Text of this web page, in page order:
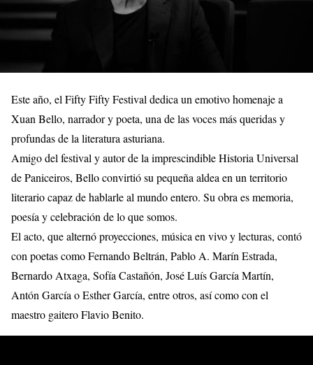
Este año, el Fifty Fifty Festival dedica un emotivo homenaje a
Xuan Bello, narrador y poeta, una de las voces más queridas y
profundas de la literatura asturiana.
Amigo del festival y autor de la imprescindible Historia Universal
de Paniceiros, Bello convirtió su pequeña aldea en un territorio
literario capaz de hablarle al mundo entero. Su obra es memoria,
poesía y celebración de lo que somos.
El acto, que alternó proyecciones, música en vivo y lecturas, contó
con poetas como Fernando Beltrán, Pablo A. Marín Estrada,
Bernardo Atxaga, Sofía Castañón, José Luís García Martín,
Antón García o Esther García, entre otros, así como con el
maestro gaitero Flavio Benito.